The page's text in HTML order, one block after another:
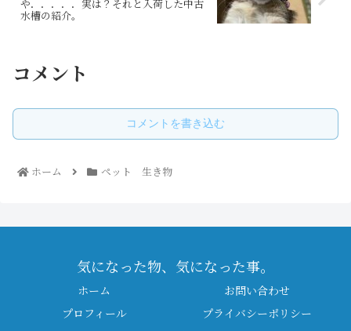
や．．．．．実は？それと入荷した中古
水槽の紹介。
コメント
コメントを書き込む
ホーム ペット 生き物
気になった物、気になった事。
ホーム
お問い合わせ
プロフィール
プライバシーポリシー